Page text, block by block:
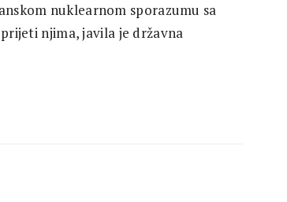
nuklearnom sporazumu sa
njima, javila je državna